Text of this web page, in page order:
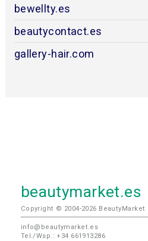
bewellty.es
beautycontact.es
gallery-hair.com
beautymarket.es
Copyright © 2004-2026 BeautyMarket
info@beautymarket.es
Tel./Wsp.: +34 661913286